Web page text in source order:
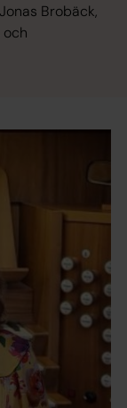
Brobäck,
och